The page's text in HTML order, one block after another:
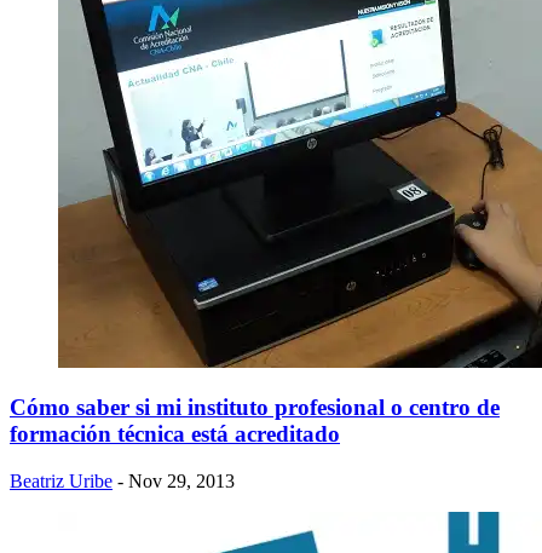
Cómo saber si mi instituto profesional o centro de
formación técnica está acreditado
Beatriz Uribe - Nov 29, 2013